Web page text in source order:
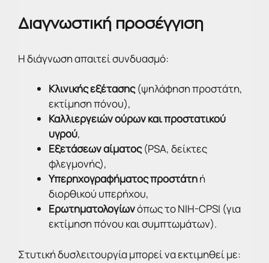
Διαγνωστική προσέγγιση
Η διάγνωση απαιτεί συνδυασμό:
Κλινικής εξέτασης(ψηλάφηση προστάτη,
εκτίμηση πόνου),
Καλλιεργειών ούρων και προστατικού
υγρού,
Εξετάσεων αίματος(PSA, δείκτες
φλεγμονής),
Υπερηχογραφήματος προστάτηή
διορθικού υπερήχου,
Ερωτηματολογίωνόπως το NIH-CPSI (για
εκτίμηση πόνου και συμπτωμάτων).
Στυτική δυσλειτουργία μπορεί να εκτιμηθεί με: